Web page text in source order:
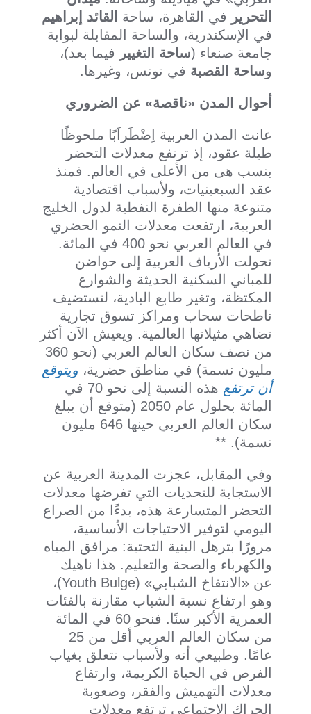
التحرير
في القاهرة، ساحة
القائد إبراهيم
في الإسكندرية، والساحة المقابلة لبوابة
جامعة صنعاء (ساحة التغيير
فيما بعد)،
وساحة القصبة في تونس، وغيرها.
أحوال المدن «ناقصة» عن الضروري
عانت المدن العربية اِضْطَراَبًا ملحوظًا
طيلة عقود، إذ ترتفع معدلات التحضر
بنسب هى من الأعلى في العالم. فمنذ
عقد السبعينيات، ولأسباب اقتصادية
متنوعة منها الطفرة النفطية لدول الخليج
العربية، ارتفعت معدلات النمو الحضري
في العالم العربي نحو 400 في المائة.
تحولت الأرياف العربية إلى حواضن
للمباني السكنية الحديثة والشوارع
المكتظة، وتغير طابع البادية، لتستضيف
ناطحات سحاب ومراكز تسوق تجارية
تضاهي مثيلاتها العالمية. ويعيش الآن أكثر
من نصف سكان العالم العربي (نحو 360
مليون نسمة) في مناطق حضرية، ويتوقع
أن ترتفع
هذه النسبة إلى نحو 70 في
المائة بحلول عام 2050 (متوقع أن يبلغ
سكان العالم العربي حينها 646 مليون
نسمة). **
وفي المقابل، عجزت المدينة العربية عن
الاستجابة للتحديات التي تفرضها معدلات
التحضر المتسارعة هذه، بدءًا من الصراع
اليومي لتوفير الاحتياجات الأساسية،
مرورًا بترهل البنية التحتية: مرافق المياه
والكهرباء والصحة والتعليم. هذا ناهيك
عن «الانتفاخ الشبابي» (Youth Bulge)،
وهو ارتفاع نسبة الشباب مقارنة بالفئات
العمرية الأكبر سنًا. فنحو 60 في المائة
من سكان العالم العربي أقل من 25
عامًا. وطبيعي أنه ولأسباب تتعلق بغياب
الفرص في الحياة الكريمة، وارتفاع
معدلات التهميش والفقر، وصعوبة
الحراك الاجتماعي ترتفع معدلات